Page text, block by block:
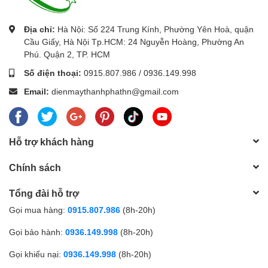
Địa chỉ: Hà Nội: Số 224 Trung Kính, Phường Yên Hoà, quận
Cầu Giấy, Hà Nội Tp.HCM: 24 Nguyễn Hoàng, Phường An
Phú. Quận 2, TP. HCM
Số điện thoại: 0915.807.986 / 0936.149.998
Email: dienmaythanhphathn@gmail.com
Hỗ trợ khách hàng
Chính sách
Tổng đài hỗ trợ
Gọi mua hàng: 0915.807.986 (8h-20h)
Gọi bảo hành: 0936.149.998 (8h-20h)
Gọi khiếu nại: 0936.149.998 (8h-20h)